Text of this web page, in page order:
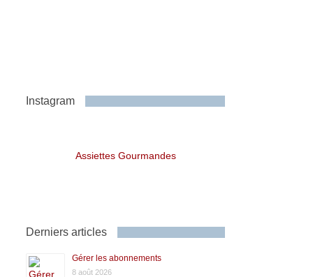
Instagram
Assiettes Gourmandes
Derniers articles
Gérer les abonnements
8 août 2026